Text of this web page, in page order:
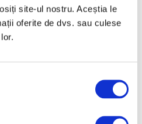
site-ul nostru. Aceștia le
oferite de dvs. sau culese